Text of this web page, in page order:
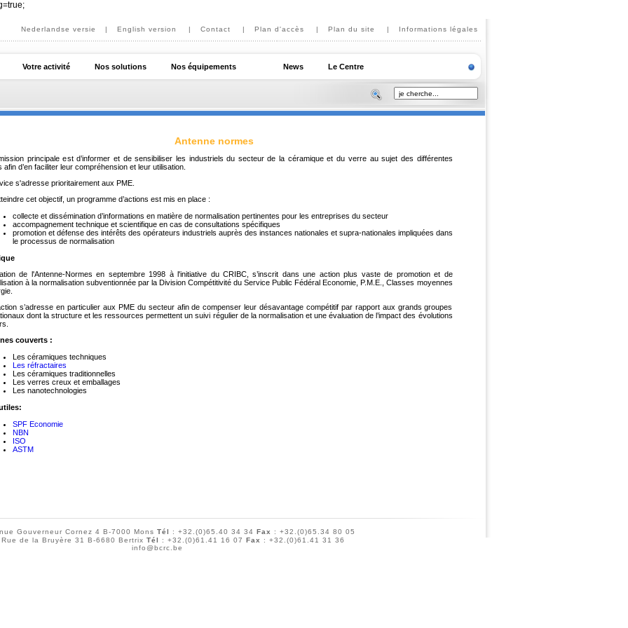
Nederlandse versie | English version | Contact | Plan d'accès | Plan du site | Informations légales
Votre activité Nos solutions Nos équipements News Le Centre
Antenne normes
principale est d’informer et de sensibiliser les industriels du secteur de la céramique et du verre au sujet des différentes
afin d’en faciliter leur compréhension et leur utilisation.
s'adresse prioritairement aux PME.
cet objectif, un programme d’actions est mis en place :
collecte et dissémination d’informations en matière de normalisation pertinentes pour les entreprises du secteur
accompagnement technique et scientifique en cas de consultations spécifiques
promotion et défense des intérêts des opérateurs industriels auprès des instances nationales et supra-nationales impliquées dans
le processus de normalisation
de l'Antenne-Normes en septembre 1998 à l'initiative du CRIBC, s’inscrit dans une action plus vaste de promotion et de
à la normalisation subventionnée par la Division Compétitivité du Service Public Fédéral Economie, P.M.E., Classes moyennes
s’adresse en particulier aux PME du secteur afin de compenser leur désavantage compétitif par rapport aux grands groupes
dont la structure et les ressources permettent un suivi régulier de la normalisation et une évaluation de l’impact des évolutions
couverts :
Les céramiques techniques
Les réfractaires
Les céramiques traditionnelles
Les verres creux et emballages
Les nanotechnologies
SPF Economie
NBN
ISO
ASTM
Gouverneur Cornez 4 B-7000 Mons Tél : +32.(0)65.40 34 34 Fax : +32.(0)65.34 80 05
Rue de la Bruyère 31 B-6680 Bertrix Tél : +32.(0)61.41 16 07 Fax : +32.(0)61.41 31 36
info@bcrc.be